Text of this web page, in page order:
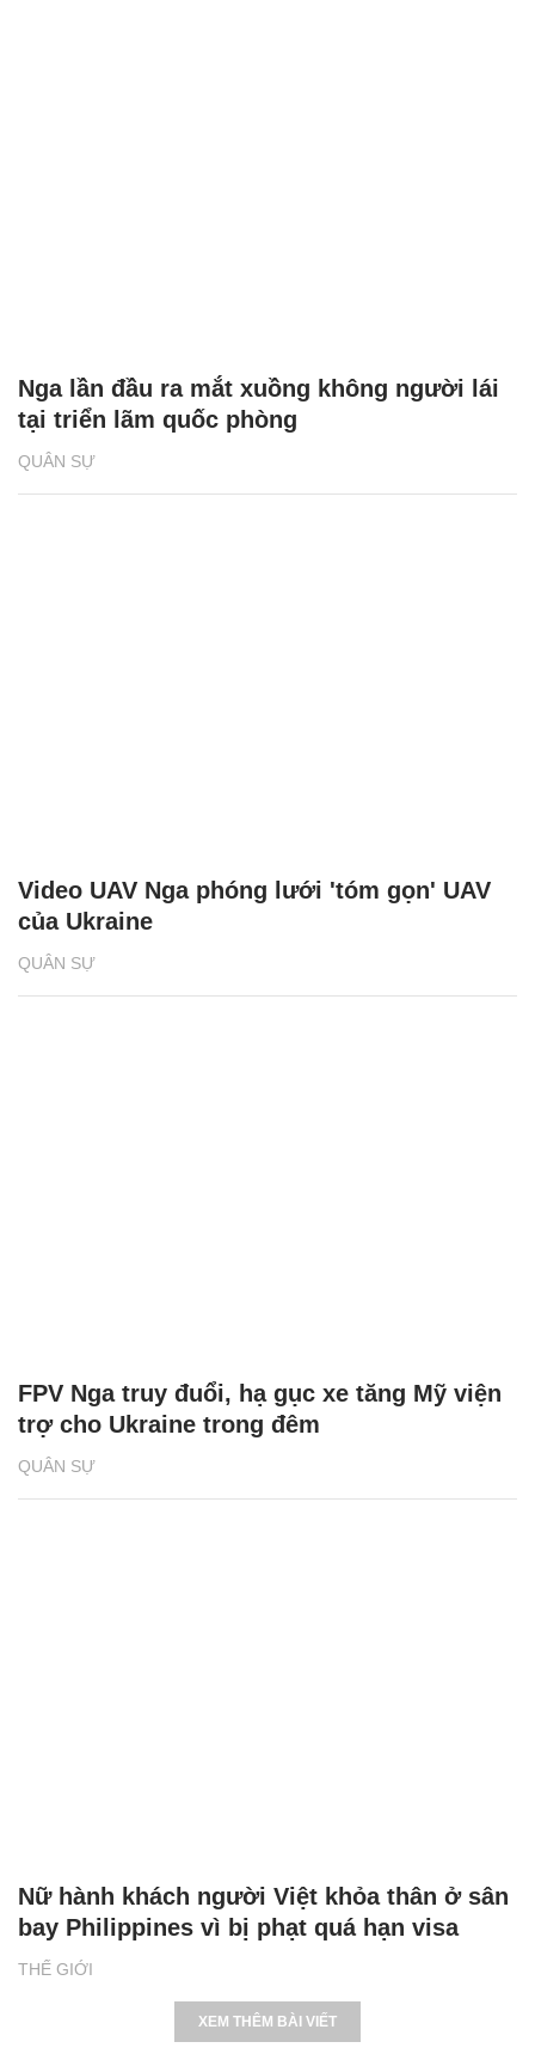
QUÂN SỰ
Nga lần đầu ra mắt xuồng không người lái
tại triển lãm quốc phòng
QUÂN SỰ
Video UAV Nga phóng lưới 'tóm gọn' UAV
của Ukraine
QUÂN SỰ
FPV Nga truy đuổi, hạ gục xe tăng Mỹ viện
trợ cho Ukraine trong đêm
THẾ GIỚI
Nữ hành khách người Việt khỏa thân ở sân
bay Philippines vì bị phạt quá hạn visa
XEM THÊM BÀI VIẾT